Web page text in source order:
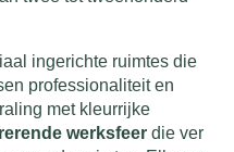
ingerichte ruimtes die
professionaliteit en
met kleurrijke
werksfeer die ver